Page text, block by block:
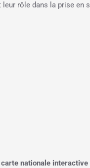
rôle dans la prise en
nationale